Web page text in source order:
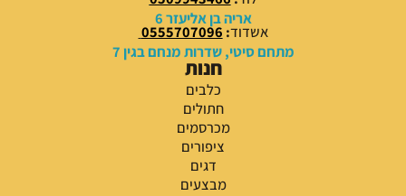
אריה בן אליעזר 6
אשדוד:
0555707096
מתחם סיטי, שדרות מנחם בגין 7
חנות
כלבים
חתולים
מכרסמים
ציפורים
דגים
מבצעים